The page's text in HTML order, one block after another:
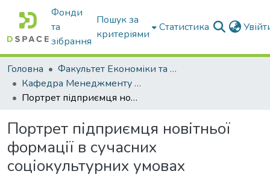
Фонди
та
зібрання
Пошук за
критеріями
Статистика
Головна
Факультет Економіки та бізнесу
Кафедра Менеджменту та публічного адміністрування
Портрет підприємця новітньої формації в сучасних соціокультурних умовах
Портрет підприємця новітньої
формації в сучасних
соціокультурних умовах